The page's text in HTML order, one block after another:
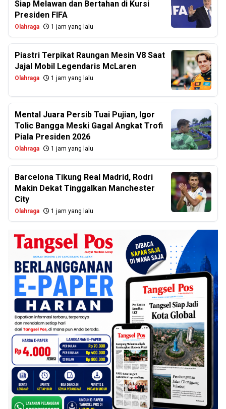
Siap Melawan dan Bertahan di Kursi
Presiden FIFA
Olahraga 1 jam yang lalu
Piastri Terpikat Raungan Mesin V8 Saat
Jajal Mobil Legendaris McLaren
Olahraga 1 jam yang lalu
Mental Juara Persib Tuai Pujian, Igor
Tolic Bangga Meski Gagal Angkat Trofi
Piala Presiden 2026
Olahraga 1 jam yang lalu
Barcelona Tikung Real Madrid, Rodri
Makin Dekat Tinggalkan Manchester
City
Olahraga 1 jam yang lalu